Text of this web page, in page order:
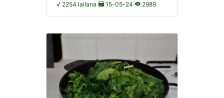
√ 2254 lailana 15-05-24 2989